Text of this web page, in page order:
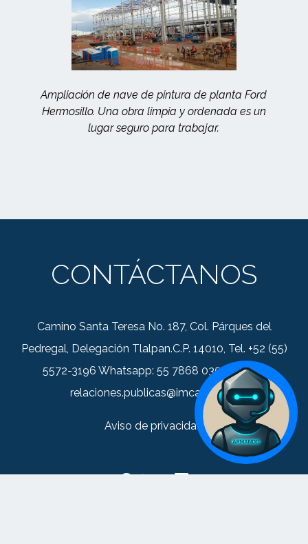
Ampliación de nave de pintura de planta Ford
Hermosillo. Una obra limpia y ordenada es un
lugar seguro para trabajar.
CONTÁCTANOS
Camino Santa Teresa No. 187, Col. Párques del
Pedregal, Delegación Tlalpan.C.P. 14010, Tel. +52 (55)
5572-3196 Whatsapp: 55 7868 0352 Correo:
relaciones.publicas@imca.org.mx
Aviso de privacidad